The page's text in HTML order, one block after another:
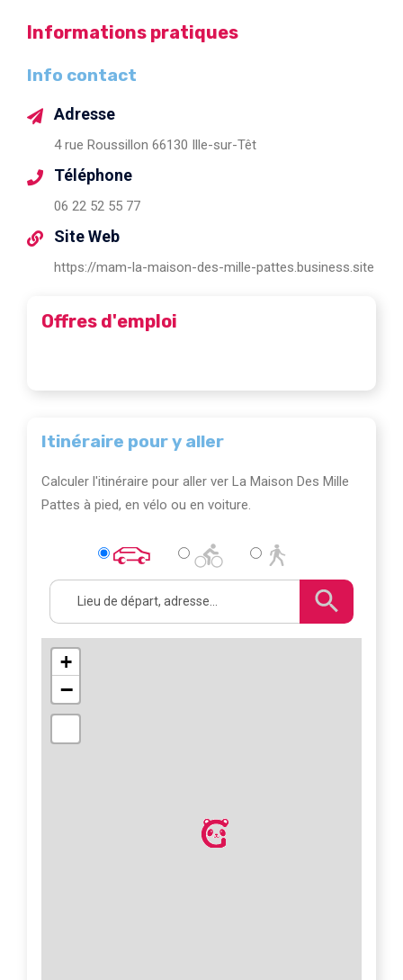
Informations pratiques
Info contact
Adresse
4 rue Roussillon 66130 Ille-sur-Têt
Téléphone
06 22 52 55 77
Site Web
https://mam-la-maison-des-mille-pattes.business.site
Offres d'emploi
Itinéraire pour y aller
Calculer l'itinéraire pour aller ver La Maison Des Mille
Pattes à pied, en vélo ou en voiture.
+
−